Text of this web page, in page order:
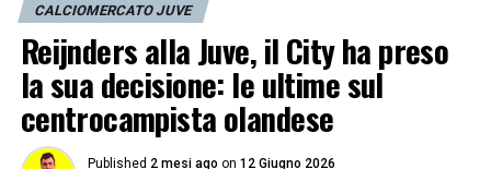
CALCIOMERCATO JUVE
Reijnders alla Juve, il City ha preso
la sua decisione: le ultime sul
centrocampista olandese
Published 2 mesi ago on 12 Giugno 2026